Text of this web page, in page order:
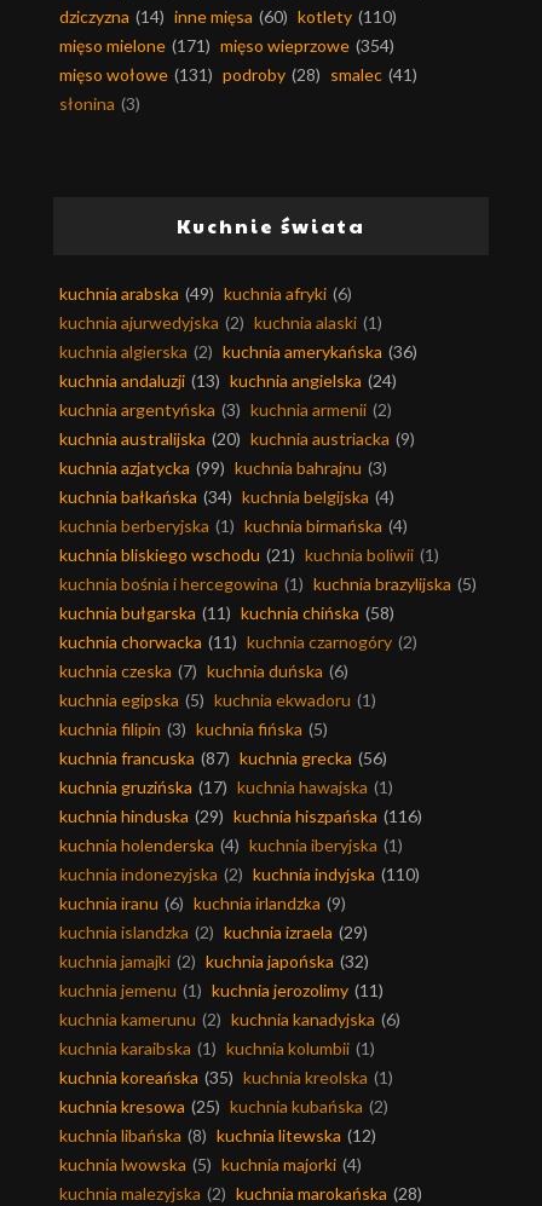
dziczyzna (14) inne mięsa (60) kotlety (110)
mięso mielone (171) mięso wieprzowe (354)
mięso wołowe (131) podroby (28) smalec (41)
słonina (3)
Kuchnie świata
kuchnia arabska (49) kuchnia afryki (6)
kuchnia ajurwedyjska (2) kuchnia alaski (1)
kuchnia algierska (2) kuchnia amerykańska (36)
kuchnia andaluzji (13) kuchnia angielska (24)
kuchnia argentyńska (3) kuchnia armenii (2)
kuchnia australijska (20) kuchnia austriacka (9)
kuchnia azjatycka (99) kuchnia bahrajnu (3)
kuchnia bałkańska (34) kuchnia belgijska (4)
kuchnia berberyjska (1) kuchnia birmańska (4)
kuchnia bliskiego wschodu (21) kuchnia boliwii (1)
kuchnia bośnia i hercegowina (1) kuchnia brazylijska (5)
kuchnia bułgarska (11) kuchnia chińska (58)
kuchnia chorwacka (11) kuchnia czarnogóry (2)
kuchnia czeska (7) kuchnia duńska (6)
kuchnia egipska (5) kuchnia ekwadoru (1)
kuchnia filipin (3) kuchnia fińska (5)
kuchnia francuska (87) kuchnia grecka (56)
kuchnia gruzińska (17) kuchnia hawajska (1)
kuchnia hinduska (29) kuchnia hiszpańska (116)
kuchnia holenderska (4) kuchnia iberyjska (1)
kuchnia indonezyjska (2) kuchnia indyjska (110)
kuchnia iranu (6) kuchnia irlandzka (9)
kuchnia islandzka (2) kuchnia izraela (29)
kuchnia jamajki (2) kuchnia japońska (32)
kuchnia jemenu (1) kuchnia jerozolimy (11)
kuchnia kamerunu (2) kuchnia kanadyjska (6)
kuchnia karaibska (1) kuchnia kolumbii (1)
kuchnia koreańska (35) kuchnia kreolska (1)
kuchnia kresowa (25) kuchnia kubańska (2)
kuchnia libańska (8) kuchnia litewska (12)
kuchnia lwowska (5) kuchnia majorki (4)
kuchnia malezyjska (2) kuchnia marokańska (28)